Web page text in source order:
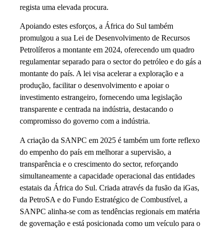
regista uma elevada procura.
Apoiando estes esforços, a África do Sul também
promulgou a sua Lei de Desenvolvimento de Recursos
Petrolíferos a montante em 2024, oferecendo um quadro
regulamentar separado para o sector do petróleo e do gás a
montante do país. A lei visa acelerar a exploração e a
produção, facilitar o desenvolvimento e apoiar o
investimento estrangeiro, fornecendo uma legislação
transparente e centrada na indústria, destacando o
compromisso do governo com a indústria.
A criação da SANPC em 2025 é também um forte reflexo
do empenho do país em melhorar a supervisão, a
transparência e o crescimento do sector, reforçando
simultaneamente a capacidade operacional das entidades
estatais da África do Sul. Criada através da fusão da iGas,
da PetroSA e do Fundo Estratégico de Combustível, a
SANPC alinha-se com as tendências regionais em matéria
de governação e está posicionada como um veículo para o